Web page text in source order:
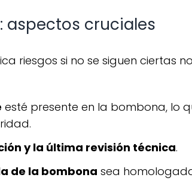
aspectos cruciales
esté presente en la bombona, lo
y la última revisión técnica.
de la bombona sea